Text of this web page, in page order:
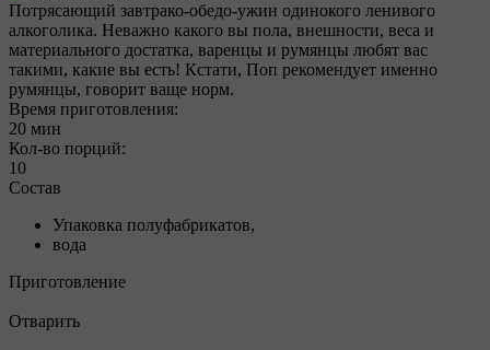
Потрясающий завтрако-обедо-ужин одинокого ленивого
алкоголика. Неважно какого вы пола, внешности, веса и
материального достатка, варенцы и румянцы любят вас
такими, какие вы есть! Кстати, Поп рекомендует именно
румянцы, говорит ваще норм.
Время приготовления:
20 мин
Кол-во порций:
10
Состав
Упаковка полуфабрикатов,
вода
Приготовление
Отварить